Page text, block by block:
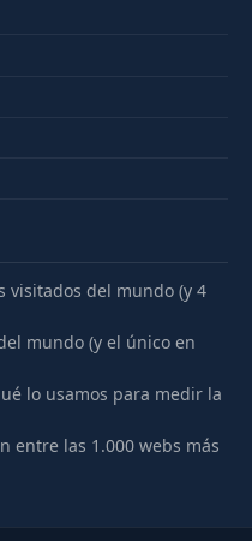
visitados del mundo (y 4
mundo (y el único en
lo usamos para medir la
entre las 1.000 webs más